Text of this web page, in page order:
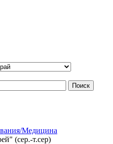
Медицина
(сер.-т.сер)